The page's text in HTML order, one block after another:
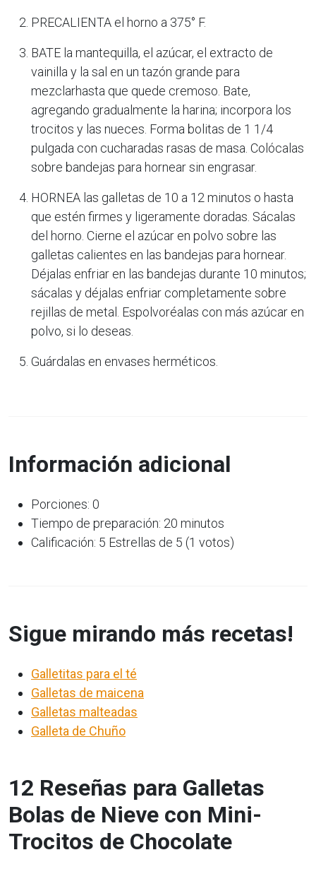
PRECALIENTA el horno a 375° F.
BATE la mantequilla, el azúcar, el extracto de
vainilla y la sal en un tazón grande para
mezclarhasta que quede cremoso. Bate,
agregando gradualmente la harina; incorpora los
trocitos y las nueces. Forma bolitas de 1 1/4
pulgada con cucharadas rasas de masa. Colócalas
sobre bandejas para hornear sin engrasar.
HORNEA las galletas de 10 a 12 minutos o hasta
que estén firmes y ligeramente doradas. Sácalas
del horno. Cierne el azúcar en polvo sobre las
galletas calientes en las bandejas para hornear.
Déjalas enfriar en las bandejas durante 10 minutos;
sácalas y déjalas enfriar completamente sobre
rejillas de metal. Espolvoréalas con más azúcar en
polvo, si lo deseas.
Guárdalas en envases herméticos.
Información adicional
Porciones: 0
Tiempo de preparación: 20 minutos
Calificación: 5 Estrellas de 5 (1 votos)
Sigue mirando más recetas!
Galletitas para el té
Galletas de maicena
Galletas malteadas
Galleta de Chuño
12 Reseñas para Galletas
Bolas de Nieve con Mini-
Trocitos de Chocolate